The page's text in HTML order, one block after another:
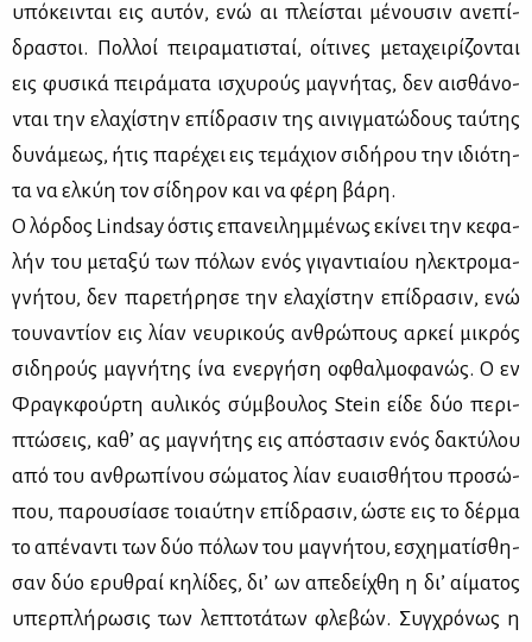
υπό­κει­νται εις αυ­τόν, ενώ αι πλεί­σται μέ­νου­σιν ανε­πί­
δρα­στοι. Πολ­λοί πει­ρα­μα­τι­σταί, οί­τι­νες με­τα­χει­ρί­ζο­νται
εις φυ­σι­κά πει­ρά­μα­τα ισχυ­ρούς μα­γνή­τας, δεν αι­σθά­νο­
νται την ελα­χί­στην επί­δρα­σιν της αι­νιγ­μα­τώ­δους ταύ­της
δυ­νά­με­ως, ήτις πα­ρέ­χει εις τε­μά­χιον σι­δή­ρου την ιδιό­τη­
τα να ελ­κύη τον σί­δη­ρον και να φέ­ρη βά­ρη.
Ο λόρ­δος Lindsay όστις επα­νει­λημ­μέ­νως εκί­νει την κε­φα­
λήν του με­τα­ξύ των πό­λων ενός γι­γα­ντιαί­ου ηλε­κτρο­μα­
γνή­του, δεν πα­ρε­τή­ρη­σε την ελα­χί­στην επί­δρα­σιν, ενώ
του­να­ντί­ον εις λί­αν νευ­ρι­κούς αν­θρώ­πους αρ­κεί μι­κρός
σι­δη­ρούς μα­γνή­της ίνα ενερ­γή­ση οφθαλ­μο­φα­νώς. Ο εν
Φραγ­κφούρ­τη αυ­λι­κός σύμ­βου­λος Stein εί­δε δύο πε­ρι­
πτώ­σεις, κα­θ’ ας μα­γνή­της εις από­στα­σιν ενός δα­κτύ­λου
από του αν­θρω­πί­νου σώ­μα­τος λί­αν ευαι­σθή­του προ­σώ­
που, πα­ρου­σί­α­σε τοιαύ­την επί­δρα­σιν, ώστε εις το δέρ­μα
το απέ­να­ντι των δύο πό­λων του μα­γνή­του, εσχη­μα­τί­σθη­
σαν δύο ερυ­θραί κη­λί­δες, δι’ ων απε­δεί­χθη η δι’ αί­μα­τος
υπερ­πλή­ρω­σις των λε­πτο­τά­των φλε­βών. Συγ­χρό­νως η